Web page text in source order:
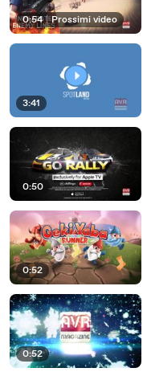
0:54 | Prossimi video
3:41
0:50
0:52
0:52